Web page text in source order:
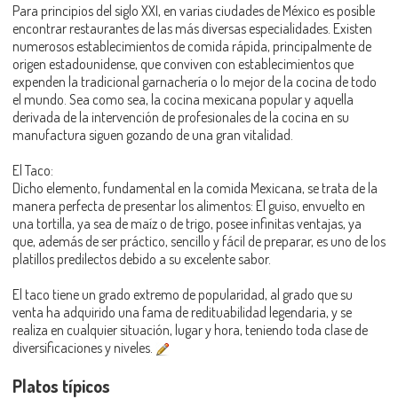
Para principios del siglo XXI, en varias ciudades de México es posible
encontrar restaurantes de las más diversas especialidades. Existen
numerosos establecimientos de comida rápida, principalmente de
origen estadounidense, que conviven con establecimientos que
expenden la tradicional garnachería o lo mejor de la cocina de todo
el mundo. Sea como sea, la cocina mexicana popular y aquella
derivada de la intervención de profesionales de la cocina en su
manufactura siguen gozando de una gran vitalidad.
El Taco:
Dicho elemento, fundamental en la comida Mexicana, se trata de la
manera perfecta de presentar los alimentos: El guiso, envuelto en
una tortilla, ya sea de maíz o de trigo, posee infinitas ventajas, ya
que, además de ser práctico, sencillo y fácil de preparar, es uno de los
platillos predilectos debido a su excelente sabor.
El taco tiene un grado extremo de popularidad, al grado que su
venta ha adquirido una fama de redituabilidad legendaria, y se
realiza en cualquier situación, lugar y hora, teniendo toda clase de
diversificaciones y niveles.
Platos típicos